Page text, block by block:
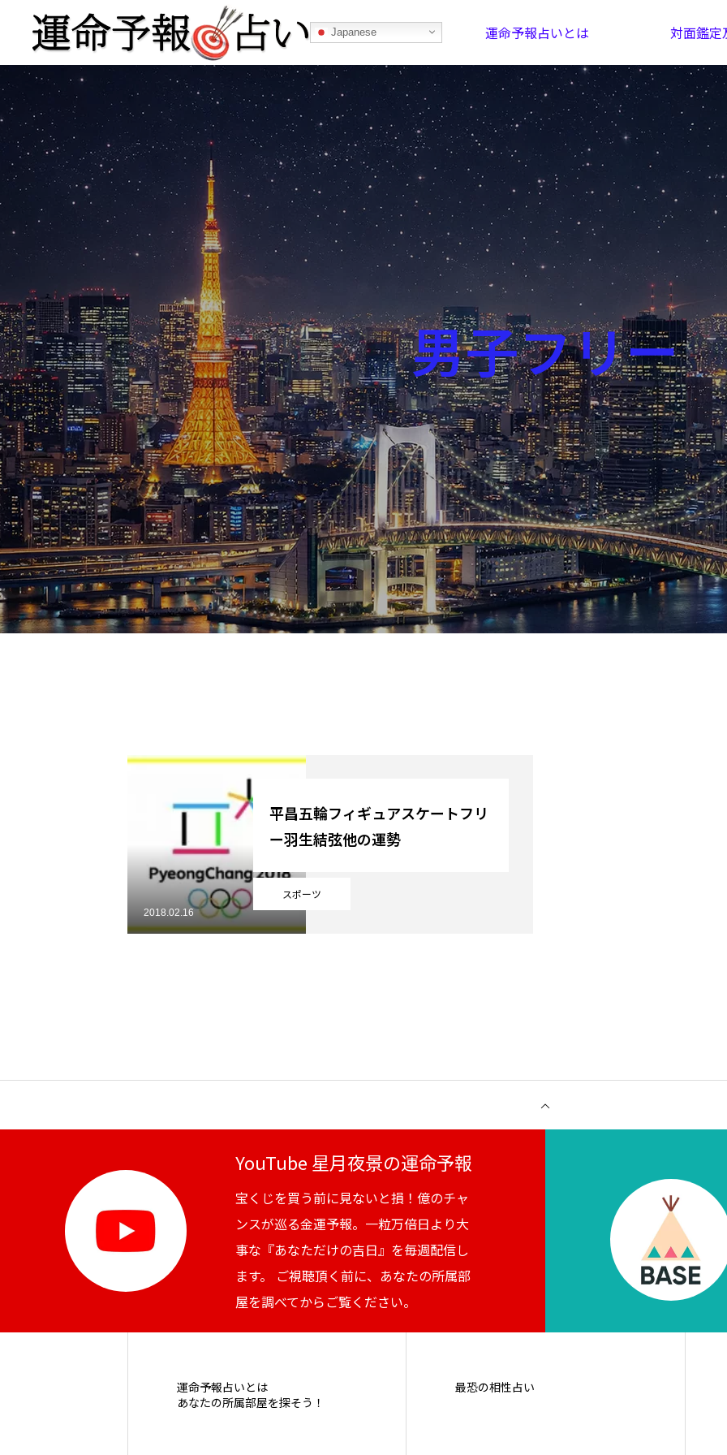
Japanese 運命予報占いとは 対面鑑定
運命予報占い
運命予報占いとは あなたの所属部屋を探そう！ 最恐の相性占い
記事カテゴリー
ブログ お知らせ 芸能界
スポーツ 競馬 社会
テニス四大大会・五輪
テニス四大大会・五輪
YouTube
Online Store
男子フリー
スポーツ
平昌五輪フィギュアスケートフリ
ー羽生結弦他の運勢
2018.02.16
YouTube 星月夜景の運命予報
宝くじを買う前に見ないと損！億のチャ
ンスが巡る金運予報。一粒万倍日より大
事な『あなただけの吉日』を毎週配信し
ます。 ご視聴頂く前に、あなたの所属部
屋を調べてからご覧ください。
運命予報占いとは
あなたの所属部屋を探そう！
最恐の相性占い